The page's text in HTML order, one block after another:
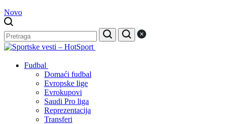
Novo
Fudbal
Domaći fudbal
Evropske lige
Evrokupovi
Saudi Pro liga
Reprezentacija
Transferi